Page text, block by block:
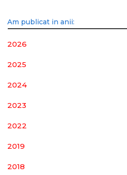
Am publicat in anii:
2026
2025
2024
2023
2022
2019
2018